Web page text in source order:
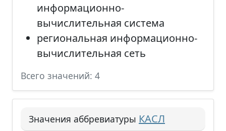
информационно-
вычислительная система
региональная информационно-
вычислительная сеть
Всего значений: 4
Значения аббревиатуры КАСЛ